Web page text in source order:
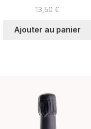
13,50 €
Ajouter au panier